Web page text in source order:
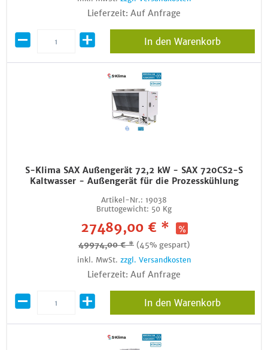
Lieferzeit: Auf Anfrage
In den Warenkorb
S-Klima SAX Außengerät 72,2 kW - SAX 720CS2-S
Kaltwasser - Außengerät für die Prozesskühlung
Artikel-Nr.: 19038
Bruttogewicht: 50 Kg
27489,00 € *
49974,00 € * (45% gespart)
inkl. MwSt. zzgl. Versandkosten
Lieferzeit: Auf Anfrage
In den Warenkorb